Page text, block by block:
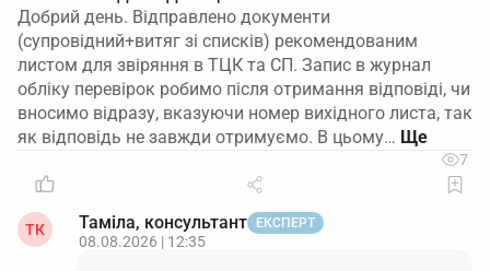
Добрий день. Відправлено документи
(супровідний+витяг зі списків) рекомендованим
листом для звіряння в ТЦК та СП. Запис в журнал
обліку перевірок робимо після отримання відповіді, чи
вносимо відразу, вказуючи номер вихідного листа, так
як відповідь не завжди отримуємо. В цьому…
7
ТК Таміла, консультант ЕКСПЕРТ
08.08.2026 | 12:35